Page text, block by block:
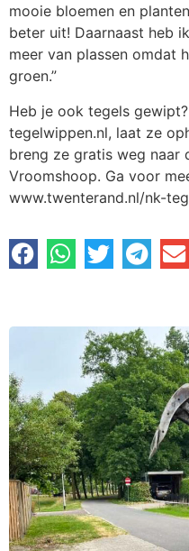
mooie bloemen en
beter uit! Daarnaast heb
meer van plassen omdat
groen.”
Heb je ook tegels
tegelwippen.nl, laat ze
breng ze gratis weg naar
Vroomshoop. Ga voor
www.twenterand.nl/nk-